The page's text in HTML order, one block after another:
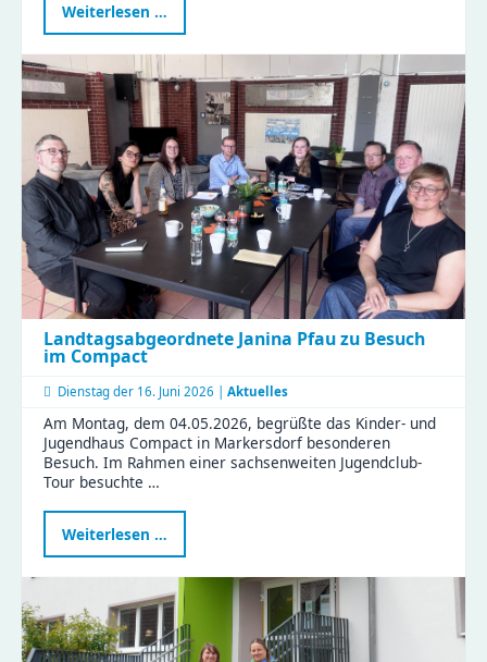
Weiterlesen …
Graffitiwand
am
ZWO
eröffnet
–
Platz
für
eure
Streetart
Landtagsabgeordnete Janina Pfau zu Besuch
im Compact
Dienstag der 16. Juni 2026 | Aktuelles
Am Montag, dem 04.05.2026, begrüßte das Kinder- und
Jugendhaus Compact in Markersdorf besonderen
Besuch. Im Rahmen einer sachsenweiten Jugendclub-
Tour besuchte …
Weiterlesen …
Janina
zu
Besuch
im
Compact